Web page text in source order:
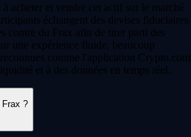
acheter et vendre cet actif sur le marché
échangent des devises fiduciaires
contre du Frax afin de tirer parti des
une expérience fluide, beaucoup
comme l'application Crypto.com
et à des données en temps réel.
Frax ?